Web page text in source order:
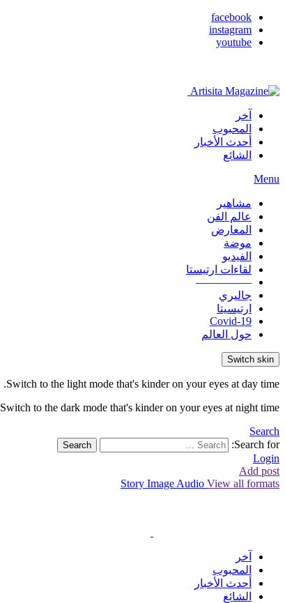
facebook
instagram
youtube
آخر
المحبوب
أحدث الأخبار
الشائع
Menu
مشاهير
عالم الفن
المعارض
موضة
الفيديو
لقاءات ارتيستا
—————
جاليري
ارتيسيتا
Covid-19
حول العالم
Switch skin
Switch to the light mode that's kinder on your eyes at day time.
Switch to the dark mode that's kinder on your eyes at night time.
Search
Search for:
Search
Login
Add post
Story Image Audio View all formats
آخر
المحبوب
أحدث الأخبار
الشائع